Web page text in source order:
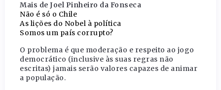
Mais de Joel Pinheiro da Fonseca
Não é só o Chile
As lições do Nobel à política
Somos um país corrupto?
O problema é que moderação e respeito ao jogo
democrático (inclusive às suas regras não
escritas) jamais serão valores capazes de animar
a população.